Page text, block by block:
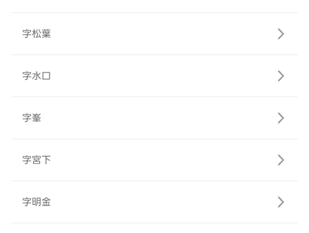
字松葉
字水口
字峯
字宮下
字明金